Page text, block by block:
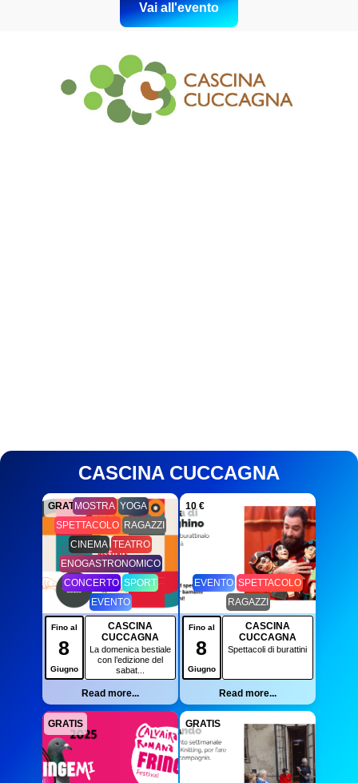
Vai all'evento
CASCINA CUCCAGNA
GRATISMOSTRA YOGA
SPETTACOLO RAGAZZI
CINEMA TEATRO
ENOGASTRONOMICO
CONCERTO SPORT
EVENTO
Fino al
8
Giugno
CASCINA
CUCCAGNA
La domenica bestiale
con l’edizione del
sabat...
Read more...
10 €
EVENTO SPETTACOLO
RAGAZZI
Fino al
8
Giugno
CASCINA
CUCCAGNA
Spettacoli di burattini
Read more...
GRATIS GRATIS